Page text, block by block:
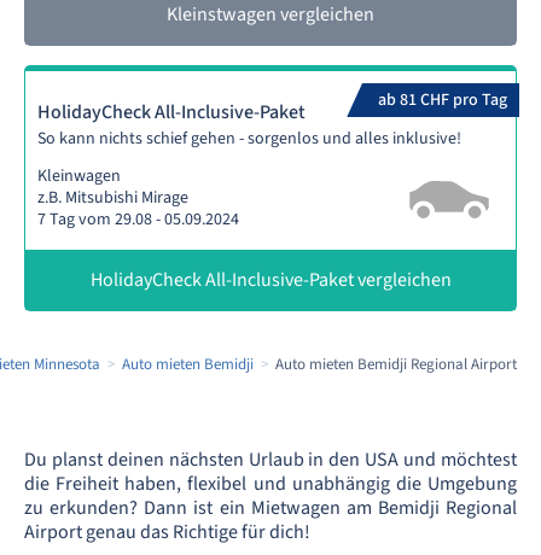
Kleinstwagen vergleichen
ab 81 CHF pro Tag
HolidayCheck All-Inclusive-Paket
So kann nichts schief gehen - sorgenlos und alles inklusive!
Kleinwagen
z.B. Mitsubishi Mirage
7 Tag vom 29.08 - 05.09.2024
HolidayCheck All-Inclusive-Paket vergleichen
Minnesota Auto mieten Bemidji Auto mieten Bemidji Regional Airport
Du planst deinen nächsten Urlaub in den USA und möchtest
die Freiheit haben, flexibel und unabhängig die Umgebung
zu erkunden? Dann ist ein Mietwagen am Bemidji Regional
Airport genau das Richtige für dich!